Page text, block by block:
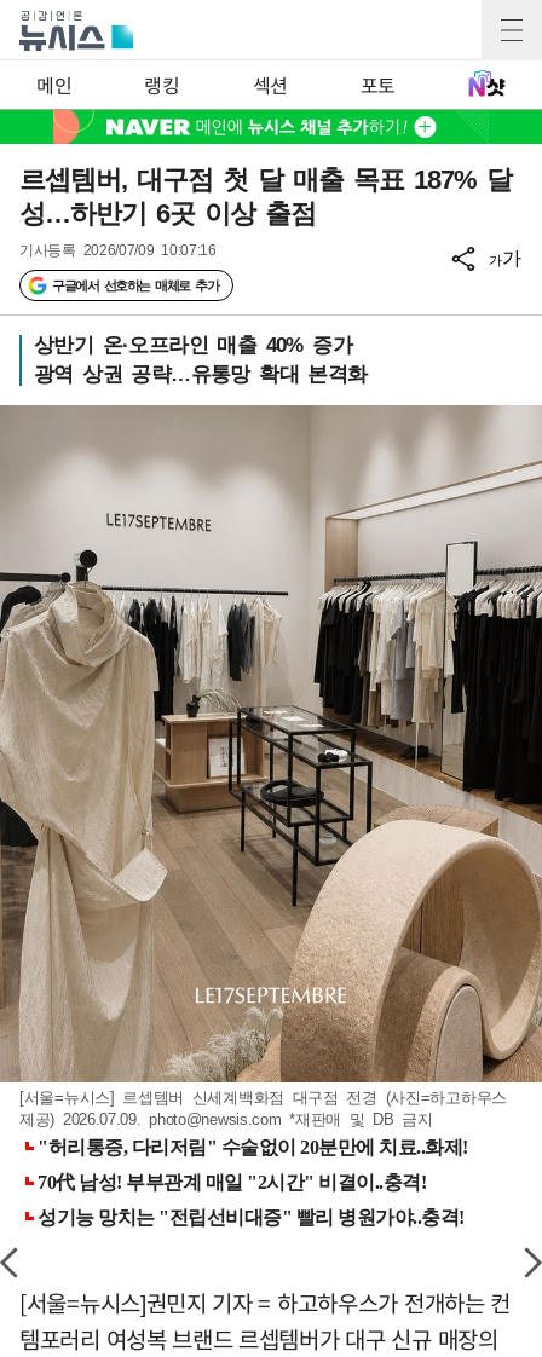
메인 랭킹 섹션 포토
르셉템버, 대구점 첫 달 매출 목표 187% 달
성…하반기 6곳 이상 출점
기사등록 2026/07/09 10:07:16
구글에서 선호하는 매체로 추가
가가
상반기 온·오프라인 매출 40% 증가
광역 상권 공략…유통망 확대 본격화
[서울=뉴시스] 르셉템버 신세계백화점 대구점 전경 (사진=하고하우스
제공) 2026.07.09.photo@newsis.com *재판매 및 DB 금지
[서울=뉴시스]권민지 기자 = 하고하우스가 전개하는 컨
템포러리 여성복 브랜드 르셉템버가 대구 신규 매장의